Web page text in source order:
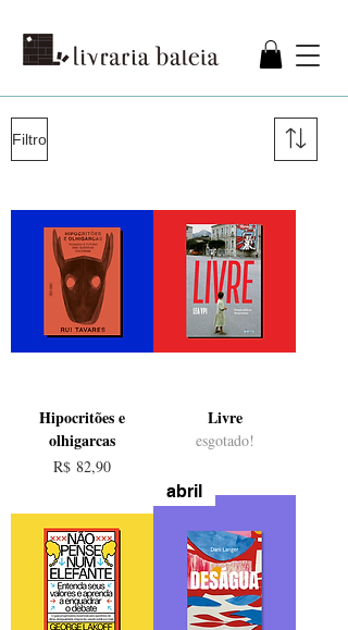
Filtro
Hipocritões e
olhigarcas
Preço
R$ 82,90
Livre
esgotado!
abril